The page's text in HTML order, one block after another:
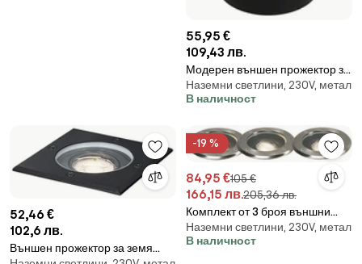
55,95 €
109,43 лв.
Модерен външен прожектор за
земя стомана AR70 регулируем
IP65 - Delux
Наземни светлини, 230V, метал
В наличност
52,46 €
102,6 лв.
Външен прожектор за земя
-19 %
84,95 €105 €
166,15 лв.205,36 лв.
Комплект от 3 броя външни
наземни прожектора стомана
регулируеми IP65 - Delux
Наземни светлини, 230V, метал
В наличност